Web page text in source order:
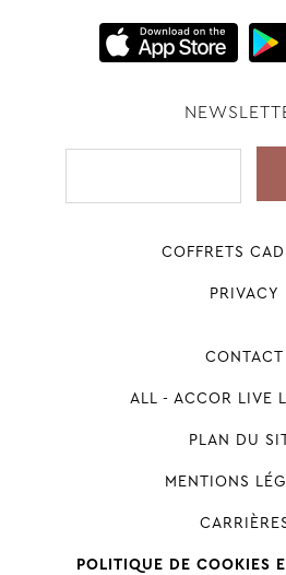
COFFRETS
PRIVACY
CONTACT
ALL - ACCOR LIVE
PLAN DU
MENTIONS
POLITIQUE DE COOKIES